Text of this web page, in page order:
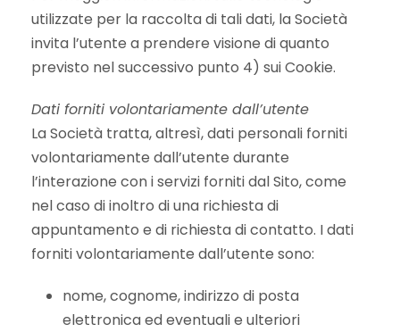
utilizzate per la raccolta di tali dati, la Società
invita l’utente a prendere visione di quanto
previsto nel successivo punto 4) sui Cookie.
Dati forniti volontariamente dall’utente
La Società tratta, altresì, dati personali forniti
volontariamente dall’utente durante
l’interazione con i servizi forniti dal Sito, come
nel caso di inoltro di una richiesta di
appuntamento e di richiesta di contatto. I dati
forniti volontariamente dall’utente sono:
nome, cognome, indirizzo di posta
elettronica ed eventuali e ulteriori